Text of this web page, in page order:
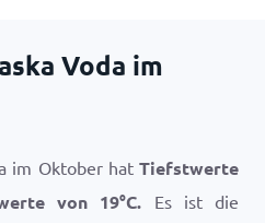
Voda im
im Oktober hat Tiefstwerte
von 19°C. Es ist die